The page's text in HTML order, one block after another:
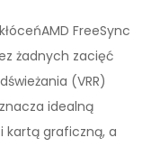
FreeSync
żadnych zacięć
(VRR)
idealną
kartą graficzną, a